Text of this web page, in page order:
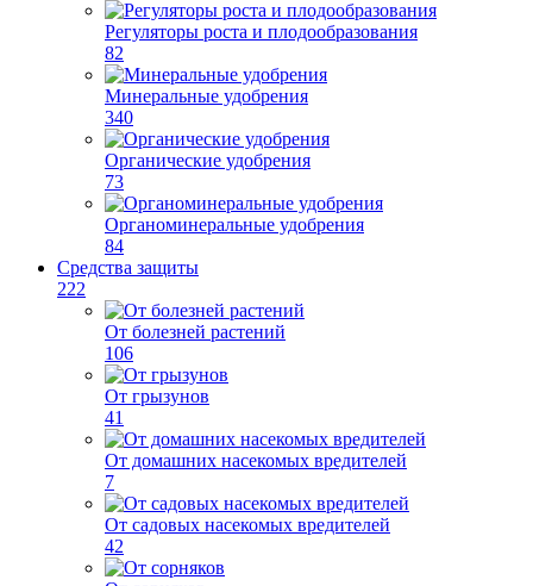
Регуляторы роста и плодообразования
82
Минеральные удобрения
340
Органические удобрения
73
Органоминеральные удобрения
84
Средства защиты
222
От болезней растений
106
От грызунов
41
От домашних насекомых вредителей
7
От садовых насекомых вредителей
42